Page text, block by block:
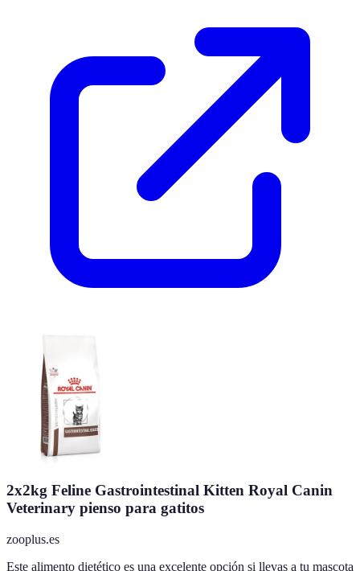
2x2kg Feline Gastrointestinal Kitten Royal Canin
Veterinary pienso para gatitos
zooplus.es
Este alimento dietético es una excelente opción si llevas a tu mascota